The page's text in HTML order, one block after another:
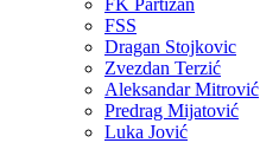
FK Partizan
FSS
Dragan Stojkovic
Zvezdan Terzić
Aleksandar Mitrović
Predrag Mijatović
Luka Jović